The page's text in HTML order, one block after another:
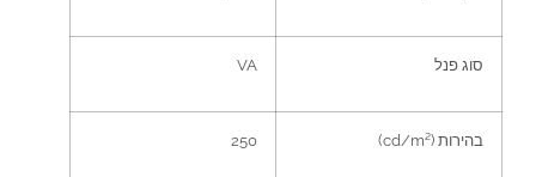
סוג פנל VA
בהירות (cd/m²)
250